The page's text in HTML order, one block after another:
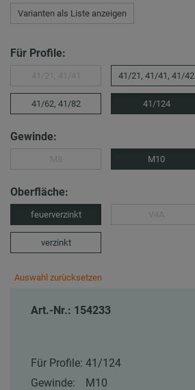
Varianten als Liste anzeigen
Für Profile:
41/21, 41/41, 41/42
41/62, 41/82 41/124
Gewinde:
M10
Oberfläche:
feuerverzinkt
verzinkt
Auswahl zurücksetzen
Art.-Nr.: 154233
Für Profile: 41/124
Gewinde:
M10